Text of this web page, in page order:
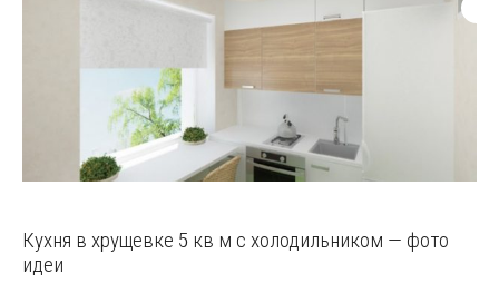
Кухня в хрущевке 5 кв м с холодильником — фото
идеи